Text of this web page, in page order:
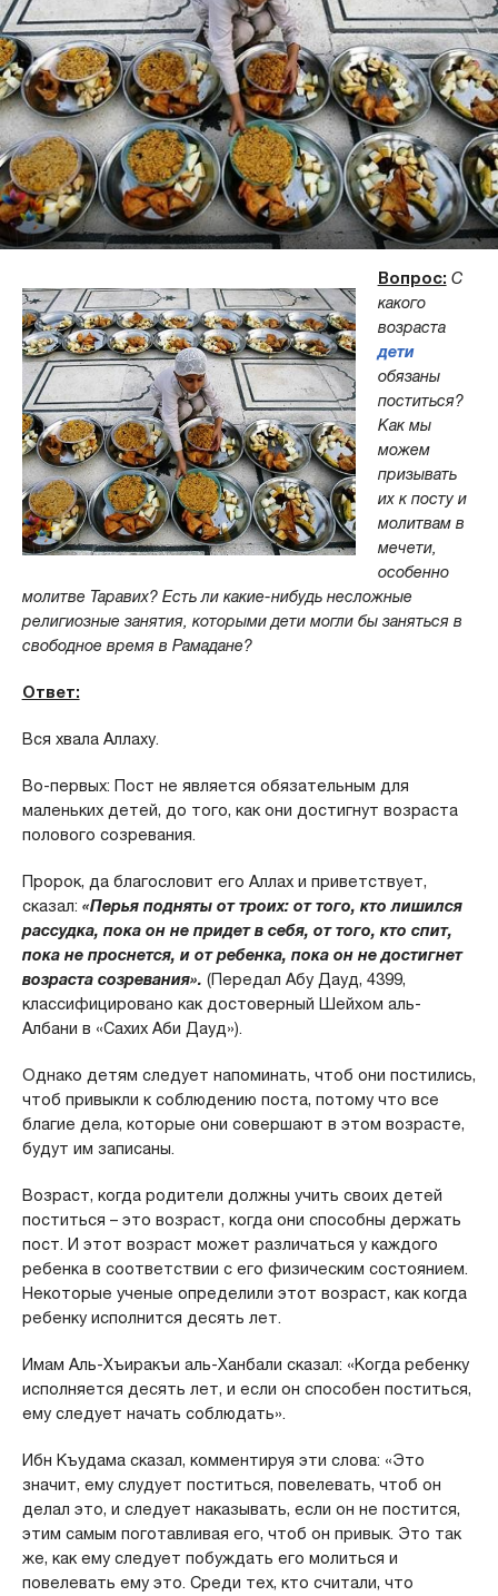
Вопрос: С
какого
возраста
дети
обязаны
поститься?
Как мы
можем
призывать
их к посту и
молитвам в
мечети,
особенно
молитве Таравих? Есть ли какие-нибудь несложные
религиозные занятия, которыми дети могли бы заняться в
свободное время в Рамадане?
Ответ:
Вся хвала Аллаху.
Во-первых: Пост не является обязательным для
маленьких детей, до того, как они достигнут возраста
полового созревания.
Пророк, да благословит его Аллах и приветствует,
сказал: «Перья подняты от троих: от того, кто лишился
рассудка, пока он не придет в себя, от того, кто спит,
пока не проснется, и от ребенка, пока он не достигнет
возраста созревания». (Передал Абу Дауд, 4399,
классифицировано как достоверный Шейхом аль-
Албани в «Сахих Аби Дауд»).
Однако детям следует напоминать, чтоб они постились,
чтоб привыкли к соблюдению поста, потому что все
благие дела, которые они совершают в этом возрасте,
будут им записаны.
Возраст, когда родители должны учить своих детей
поститься – это возраст, когда они способны держать
пост. И этот возраст может различаться у каждого
ребенка в соответствии с его физическим состоянием.
Некоторые ученые определили этот возраст, как когда
ребенку исполнится десять лет.
Имам Аль-Хъиракъи аль-Ханбали сказал: «Когда ребенку
исполняется десять лет, и если он способен поститься,
ему следует начать соблюдать».
Ибн Къудама сказал, комментируя эти слова: «Это
значит, ему слудует поститься, повелевать, чтоб он
делал это, и следует наказывать, если он не постится,
этим самым поготавливая его, чтоб он привык. Это так
же, как ему следует побуждать его молиться и
повелевать ему это. Среди тех, кто считали, что